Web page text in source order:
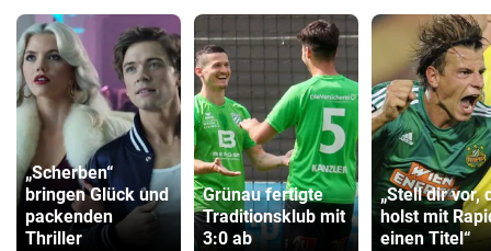
„Scherben“
bringen Glück und
packenden
Thriller
Grünau fertigte
Traditionsklub mit
3:0 ab
„Stell dir vor,
holst mit
einen Titel“